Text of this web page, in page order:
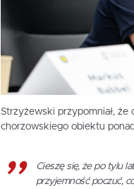
Strzyżewski przypomniał,
chorzowskiego obiektu
Cieszę się, że po tylu
przyjemność poczuć,